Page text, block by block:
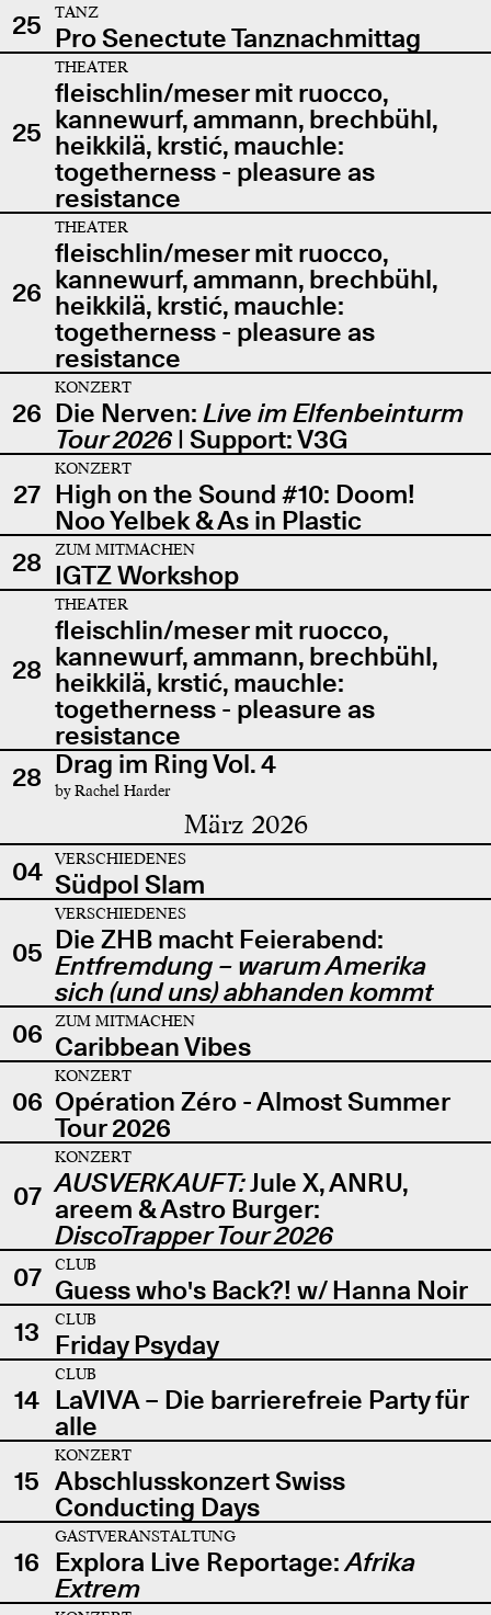
25
TANZ
Pro Senectute Tanznachmittag
25
THEATER
fleischlin/meser mit ruocco,
kannewurf, ammann, brechbühl,
heikkilä, krstić, mauchle:
togetherness - pleasure as
resistance
26
THEATER
fleischlin/meser mit ruocco,
kannewurf, ammann, brechbühl,
heikkilä, krstić, mauchle:
togetherness - pleasure as
resistance
26
KONZERT
Die Nerven: Live im Elfenbeinturm
Tour 2026| Support: V3G
27
KONZERT
High on the Sound #10: Doom!
Noo Yelbek & As in Plastic
28
ZUM MITMACHEN
IGTZ Workshop
28
THEATER
fleischlin/meser mit ruocco,
kannewurf, ammann, brechbühl,
heikkilä, krstić, mauchle:
togetherness - pleasure as
resistance
28 Drag im Ring Vol. 4
by Rachel Harder
März 2026
04 VERSCHIEDENES
Südpol Slam
05
VERSCHIEDENES
Die ZHB macht Feierabend:
Entfremdung – warum Amerika
sich (und uns) abhanden kommt
06
ZUM MITMACHEN
Caribbean Vibes
06
KONZERT
Opération Zéro - Almost Summer
Tour 2026
07
KONZERT
AUSVERKAUFT:Jule X, ANRU,
areem & Astro Burger:
DiscoTrapper Tour 2026
07
CLUB
Guess who's Back?! w/ Hanna Noir
13
CLUB
Friday Psyday
14
CLUB
LaVIVA – Die barrierefreie Party für
alle
15
KONZERT
Abschlusskonzert Swiss
Conducting Days
16
GASTVERANSTALTUNG
Explora Live Reportage:Afrika
Extrem